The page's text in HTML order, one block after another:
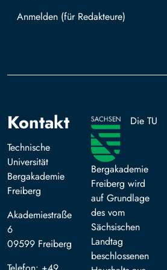
Mit TUBAF Login anmelden
Kontakt
Technische
Universität
Bergakademie
Freiberg
Akademiestraße
6
09599 Freiberg
Die TU
Bergakademie
Freiberg wird
auf Grundlage
des vom
Sächsischen
Landtag
beschlossenen